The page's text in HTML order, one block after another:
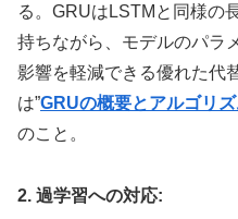
る。GRUはLSTMと同様の
持ちながら、モデルのパラ
影響を軽減できる優れた代
は”GRUの概要とアルゴリ
のこと。
2. 過学習への対応: